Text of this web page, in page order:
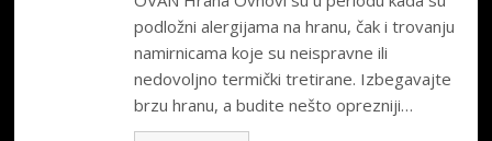
podložni alergijama na hranu, čak i trovanju
namirnicama koje su neispravne ili
nedovoljno termički tretirane. Izbegavajte
brzu hranu, a budite nešto oprezniji…